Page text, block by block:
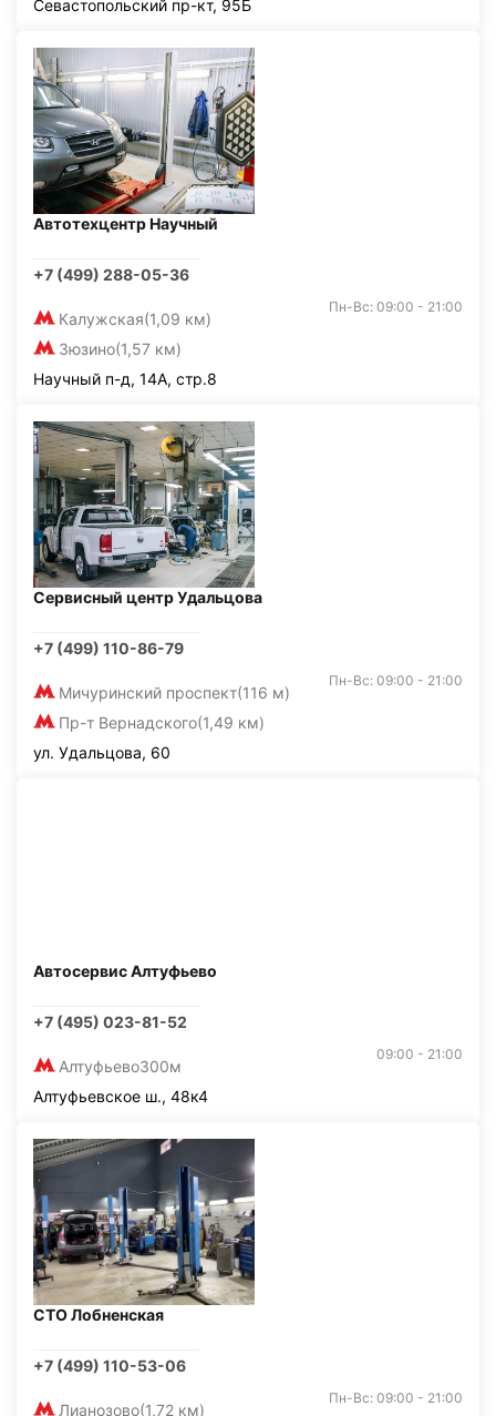
Севастопольский пр-кт, 95Б
Автотехцентр Научный
+7 (499) 288-05-36
Калужская(1,09 км)
Зюзино(1,57 км)
Пн-Вс: 09:00 - 21:00
Научный п-д, 14А, стр.8
Сервисный центр Удальцова
+7 (499) 110-86-79
Мичуринский проспект(116 м)
Пр-т Вернадского(1,49 км)
Пн-Вс: 09:00 - 21:00
ул. Удальцова, 60
Автосервис Алтуфьево
+7 (495) 023-81-52
Алтуфьево300м
09:00 - 21:00
Алтуфьевское ш., 48к4
СТО Лобненская
+7 (499) 110-53-06
Лианозово(1,72 км)
Пн-Вс: 09:00 - 21:00